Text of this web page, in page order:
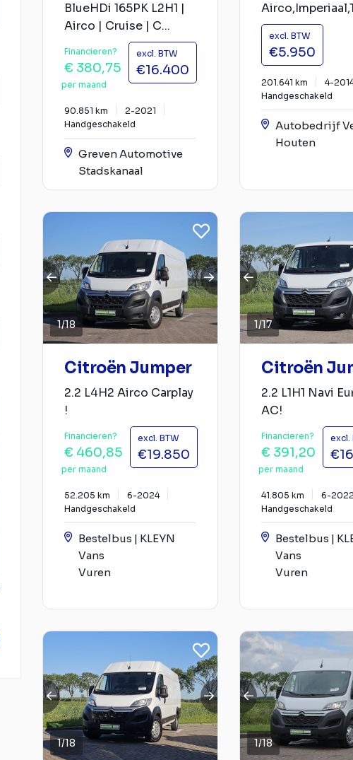
BlueHDi 165PK L2H1 |
Airco | Cruise | C...
Financieren?
€ 380,75
per maand
excl. BTW
€16.400
90.851 km
2-2021
Handgeschakeld
Greven Automotive
Stadskanaal
excl. BTW
€5.950
201.641 km
4-
Handgeschakeld
Autobedrijf
Houten
1/18
Citroën Jumper
2.2 L4H2 Airco Carplay
!
Financieren?
€ 460,85
per maand
excl. BTW
€19.850
52.205 km
6-2024
Handgeschakeld
Bestelbus | KLEYN
Vans
Vuren
1/17
Citroën
2.2 L1H1 Navi
AC!
Financieren?
€ 391,20
per maand
excl.
41.805 km
6-2022
Handgeschakeld
Bestelbus |
Vans
Vuren
1/18 1/18